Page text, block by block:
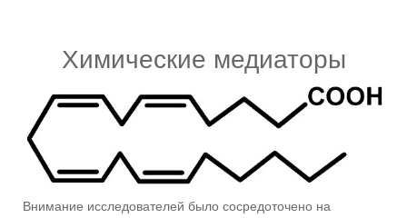
Химические медиаторы
Внимание исследователей было сосредоточено на